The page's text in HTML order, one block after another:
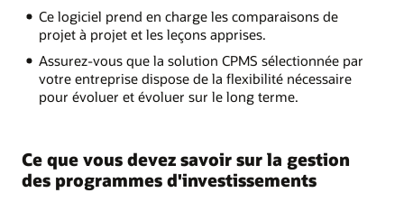
Ce logiciel prend en charge les comparaisons de
projet à projet et les leçons apprises.
Assurez-vous que la solution CPMS sélectionnée par
votre entreprise dispose de la flexibilité nécessaire
pour évoluer et évoluer sur le long terme.
Ce que vous devez savoir sur la gestion
des programmes d'investissements